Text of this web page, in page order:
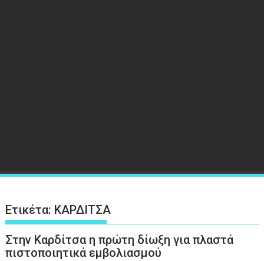
Ετικέτα: ΚΑΡΔΙΤΣΑ
Στην Καρδίτσα η πρώτη δίωξη για πλαστά
πιστοποιητικά εμβολιασμού